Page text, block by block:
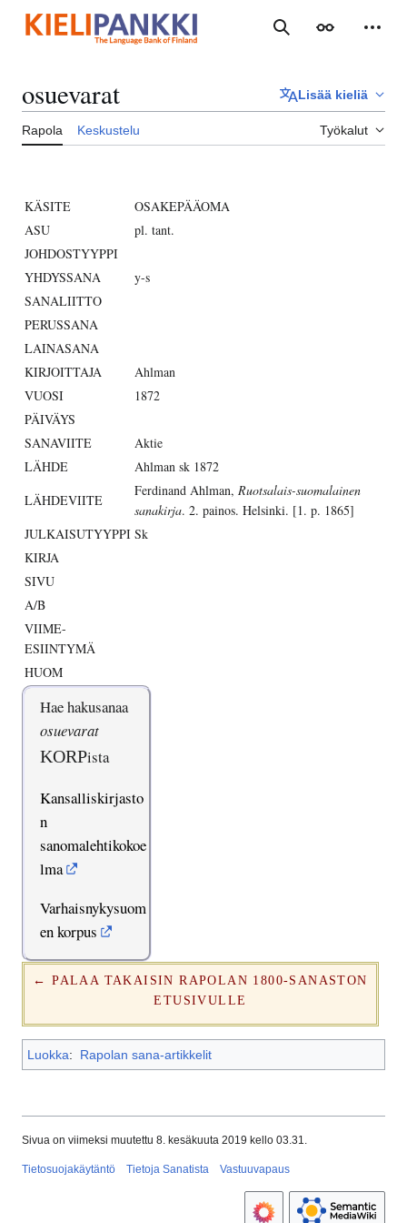
sisältöön
Haku Ulkoasu
osuevarat Lisää kieliä
Rapola Keskustelu Työkalut
KÄSITE
OSAKEPÄÄOMA
ASU
pl. tant.
JOHDOSTYYPPI
YHDYSSANA
y-s
SANALIITTO
PERUSSANA
LAINASANA
KIRJOITTAJA
Ahlman
VUOSI
1872
PÄIVÄYS
SANAVIITE
Aktie
LÄHDE
Ahlman sk 1872
LÄHDEVIITE
Ferdinand Ahlman, Ruotsalais-suomalainen
sanakirja. 2. painos. Helsinki. [1. p. 1865]
JULKAISUTYYPPI Sk
KIRJA
SIVU
A/B
VIIME-
ESIINTYMÄ
HUOM
Hae hakusanaa
osuevarat
KORPista
Kansalliskirjasto
n
sanomalehtikokoe
lma
Varhaisnykysuom
en korpus
← PALAA TAKAISIN RAPOLAN 1800-SANASTON
ETUSIVULLE
Luokka: Rapolan sana-artikkelit
Sivua on viimeksi muutettu 8. kesäkuuta 2019 kello 03.31.
Tietosuojakäytäntö Tietoja Sanatista Vastuuvapaus